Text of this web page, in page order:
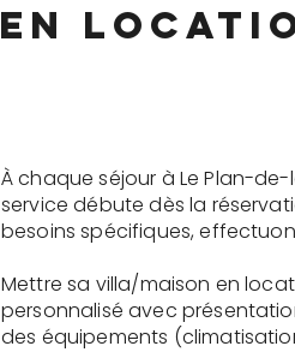
en
À chaque séjour à Le Plan-
service débute dès la
besoins spécifiques,
Mettre sa villa/maison en
personnalisé avec
des équipements